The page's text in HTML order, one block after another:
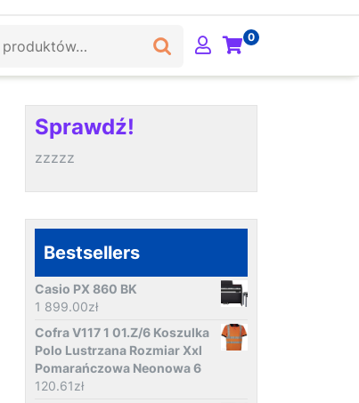
0
Sprawdź!
zzzzz
Bestsellers
Casio PX 860 BK
1 899.00zł
Cofra V117 1 01.Z/6 Koszulka
Polo Lustrzana Rozmiar Xxl
Pomarańczowa Neonowa 6
120.61zł